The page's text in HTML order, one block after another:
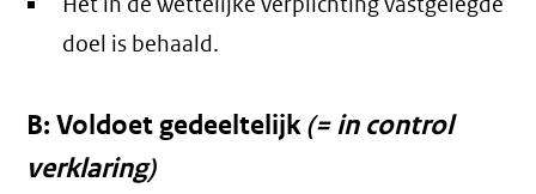
doel is behaald.
B: Voldoet gedeeltelijk(= in control
verklaring)